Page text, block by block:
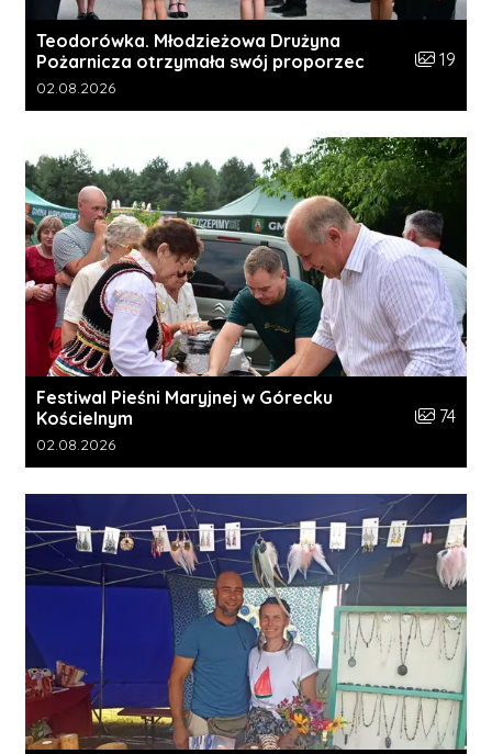
Teodorówka. Młodzieżowa Drużyna
Pożarnicza otrzymała swój proporzec
Liczba
19
Data dodania galerii:
02.08.2026
Festiwal Pieśni Maryjnej w Górecku
Kościelnym
Liczba
74
Data dodania galerii:
02.08.2026